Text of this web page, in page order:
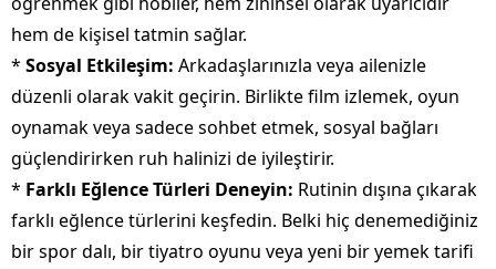
hem de kişisel tatmin sağlar.
* Sosyal Etkileşim: Arkadaşlarınızla veya ailenizle
düzenli olarak vakit geçirin. Birlikte film izlemek, oyun
oynamak veya sadece sohbet etmek, sosyal bağları
güçlendirirken ruh halinizi de iyileştirir.
* Farklı Eğlence Türleri Deneyin: Rutinin dışına çıkarak
farklı eğlence türlerini keşfedin. Belki hiç denemediğiniz
bir spor dalı, bir tiyatro oyunu veya yeni bir yemek tarifi